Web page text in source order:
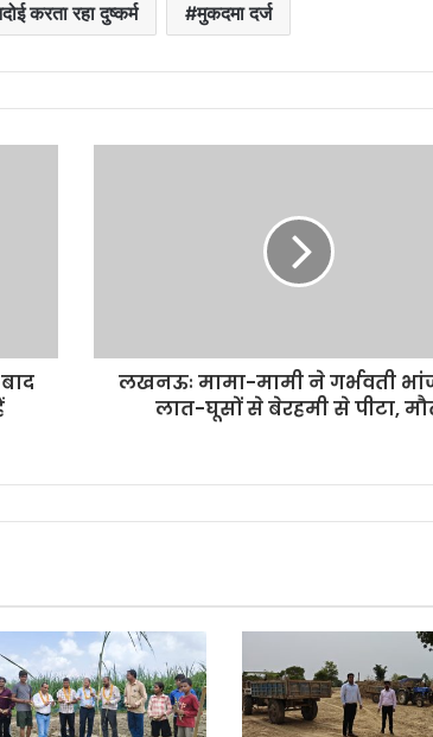
करता रहा दुष्कर्म मुकदमा दर्ज
लखनऊः मामा-मामी ने गर्भवती
लात-घूसों से बेरहमी से पीटा,